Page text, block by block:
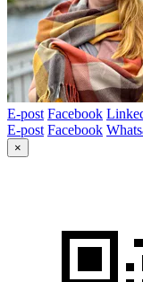
E-post Facebook
E-post Facebook
×